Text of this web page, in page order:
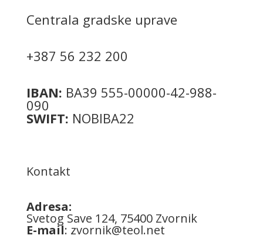
Centrala gradske uprave
+387 56 232 200
IBAN: BA39 555-00000-42-988-
090
SWIFT: NOBIBA22
Kontakt
Adresa:
Svetog Save 124, 75400 Zvornik
E-mail: zvornik@teol.net